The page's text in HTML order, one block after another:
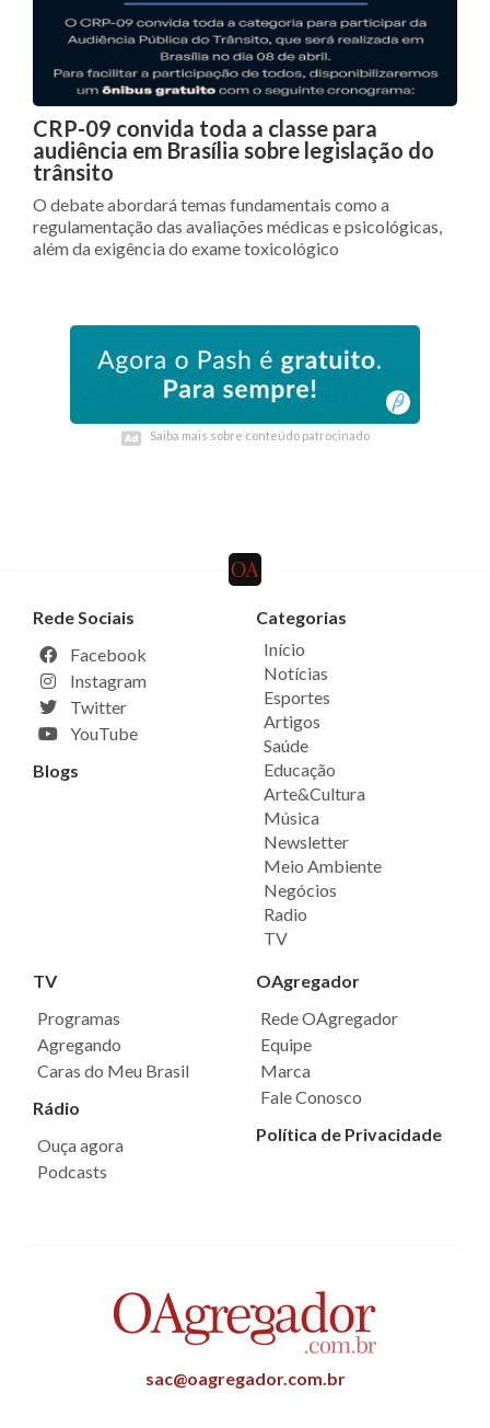
CRP-09 convida toda a classe para
audiência em Brasília sobre legislação do
trânsito
O debate abordará temas fundamentais como a
regulamentação das avaliações médicas e psicológicas,
além da exigência do exame toxicológico
Saiba mais sobre conteúdo patrocinado
Saiba mais sobre conteúdo patrocinado
Rede Sociais
Facebook
Instagram
Twitter
YouTube
Blogs
Categorias
Início
Notícias
Esportes
Artigos
Saúde
Educação
Arte&Cultura
Música
Newsletter
Meio Ambiente
Negócios
Radio
TV
TV
Programas
Agregando
Caras do Meu Brasil
Rádio
Ouça agora
Podcasts
OAgregador
Rede OAgregador
Equipe
Marca
Fale Conosco
Política de Privacidade
sac@oagregador.com.br